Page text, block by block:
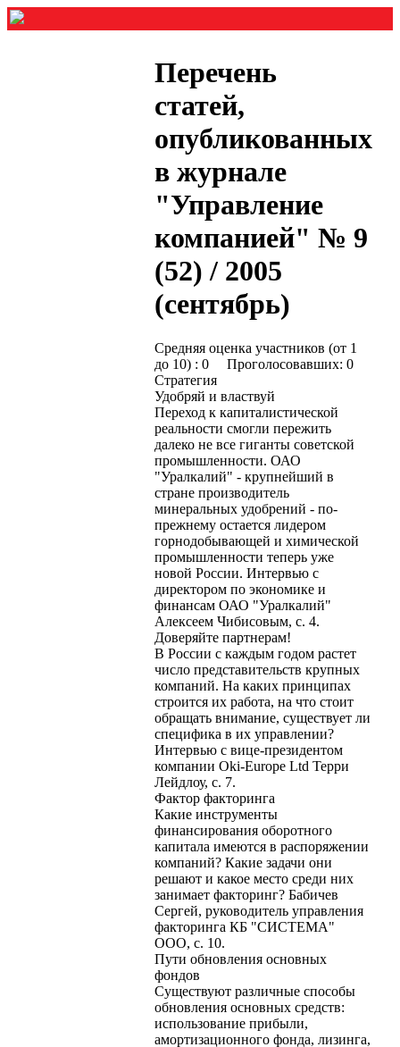
Перечень
статей,
опубликованных
в журнале
"Управление
компанией" № 9
(52) / 2005
(сентябрь)
Средняя оценка участников (от 1
до 10) : 0 Проголосовавших: 0
Стратегия
Удобряй и властвуй
Переход к капиталистической
реальности смогли пережить
далеко не все гиганты советской
промышленности. ОАО
"Уралкалий" - крупнейший в
стране производитель
минеральных удобрений - по-
прежнему остается лидером
горнодобывающей и химической
промышленности теперь уже
новой России. Интервью с
директором по экономике и
финансам ОАО "Уралкалий"
Алексеем Чибисовым, с. 4.
Доверяйте партнерам!
В России с каждым годом растет
число представительств крупных
компаний. На каких принципах
строится их работа, на что стоит
обращать внимание, существует ли
специфика в их управлении?
Интервью с вице-президентом
компании Oki-Europe Ltd Терри
Лейдлоу, с. 7.
Фактор факторинга
Какие инструменты
финансирования оборотного
капитала имеются в распоряжении
компаний? Какие задачи они
решают и какое место среди них
занимает факторинг? Бабичев
Сергей, руководитель управления
факторинга КБ "СИСТЕМА"
ООО, с. 10.
Пути обновления основных
фондов
Существуют различные способы
обновления основных средств:
использование прибыли,
амортизационного фонда, лизинга,